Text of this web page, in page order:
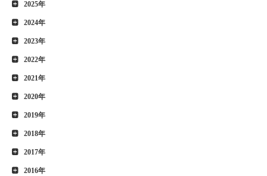
2025年
2024年
2023年
2022年
2021年
2020年
2019年
2018年
2017年
2016年